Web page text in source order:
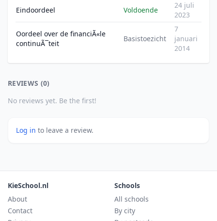
Eindoordeel Voldoende
24 juli
2023
Oordeel over de financiÃ«le
continuÃ¯teit
Basistoezicht
7
januari
2014
REVIEWS (0)
No reviews yet. Be the first!
Log in to leave a review.
KieSchool.nl
About
Contact
Schools
All schools
By city